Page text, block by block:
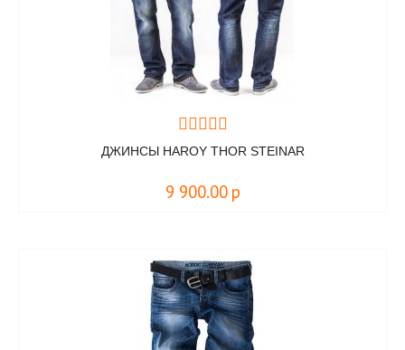
ДЖИНСЫ HAROY THOR STEINAR
9 900.00 р